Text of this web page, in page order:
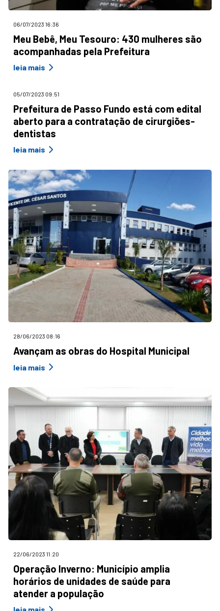
06/07/2023 16:36
Meu Bebê, Meu Tesouro: 430 mulheres são
acompanhadas pela Prefeitura
leia mais
05/07/2023 09:51
Prefeitura de Passo Fundo está com edital
aberto para a contratação de cirurgiões-
dentistas
leia mais
28/06/2023 08:16
Avançam as obras do Hospital Municipal
leia mais
22/06/2023 11:20
Operação Inverno: Município amplia
horários de unidades de saúde para
atender a população